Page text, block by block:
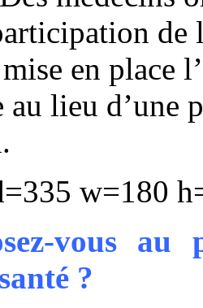
de
en place
au lieu d’une
w=180
vous
?